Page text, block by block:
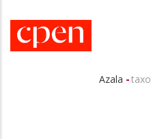
Azala -